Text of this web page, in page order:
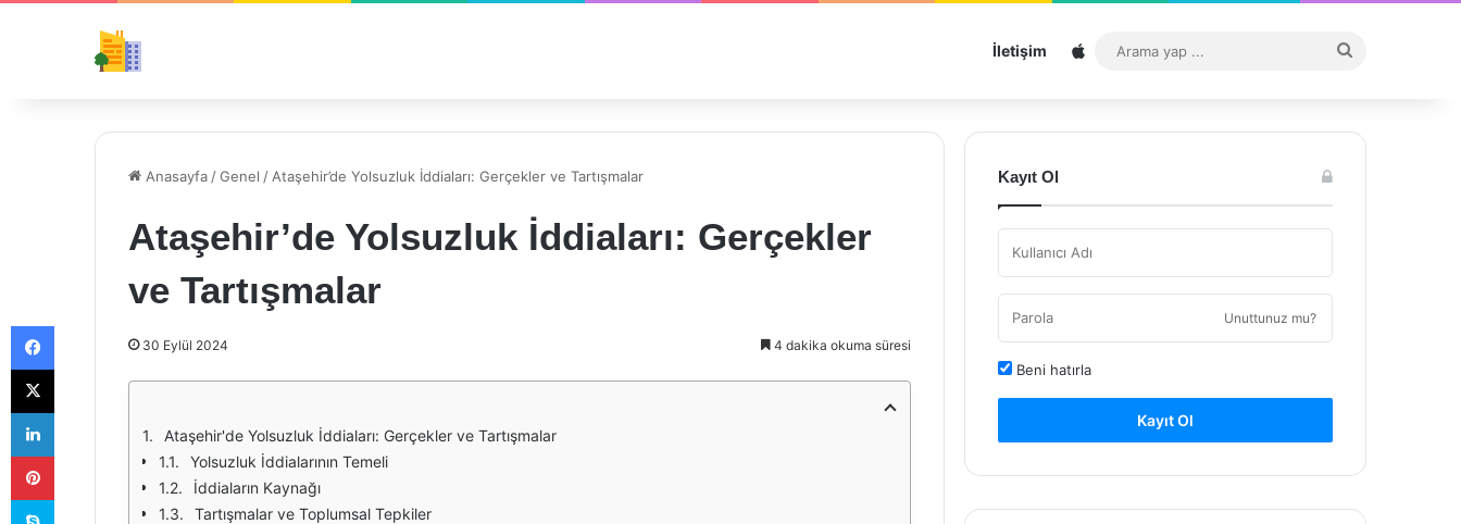
İletişim Sitemap
...
Anasayfa /Genel / Ataşehir’de Yolsuzluk İddiaları: Gerçekler ve Tartışmalar
Ataşehir’de Yolsuzluk İddiaları: Gerçekler
ve Tartışmalar
30 Eylül 2024 4 dakika okuma süresi
Ataşehir'de Yolsuzluk İddiaları: Gerçekler ve Tartışmalar
Yolsuzluk İddialarının Temeli
İddiaların Kaynağı
Tartışmalar ve Toplumsal Tepkiler
Kayıt Ol
Unuttunuz mu?
Beni hatırla
Kayıt Ol
Facebook
X
LinkedIn
Pinterest
Skype